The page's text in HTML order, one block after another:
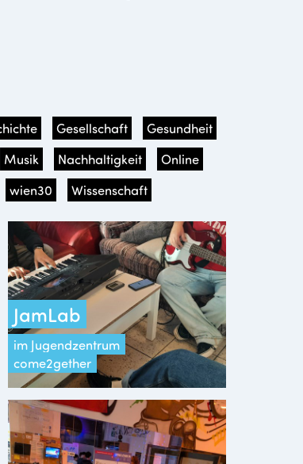
Gesellschaft
Gesundheit
Musik Nachhaltigkeit
Online
wien30 Wissenschaft
JamLab
im Jugendzentrum
come2gether